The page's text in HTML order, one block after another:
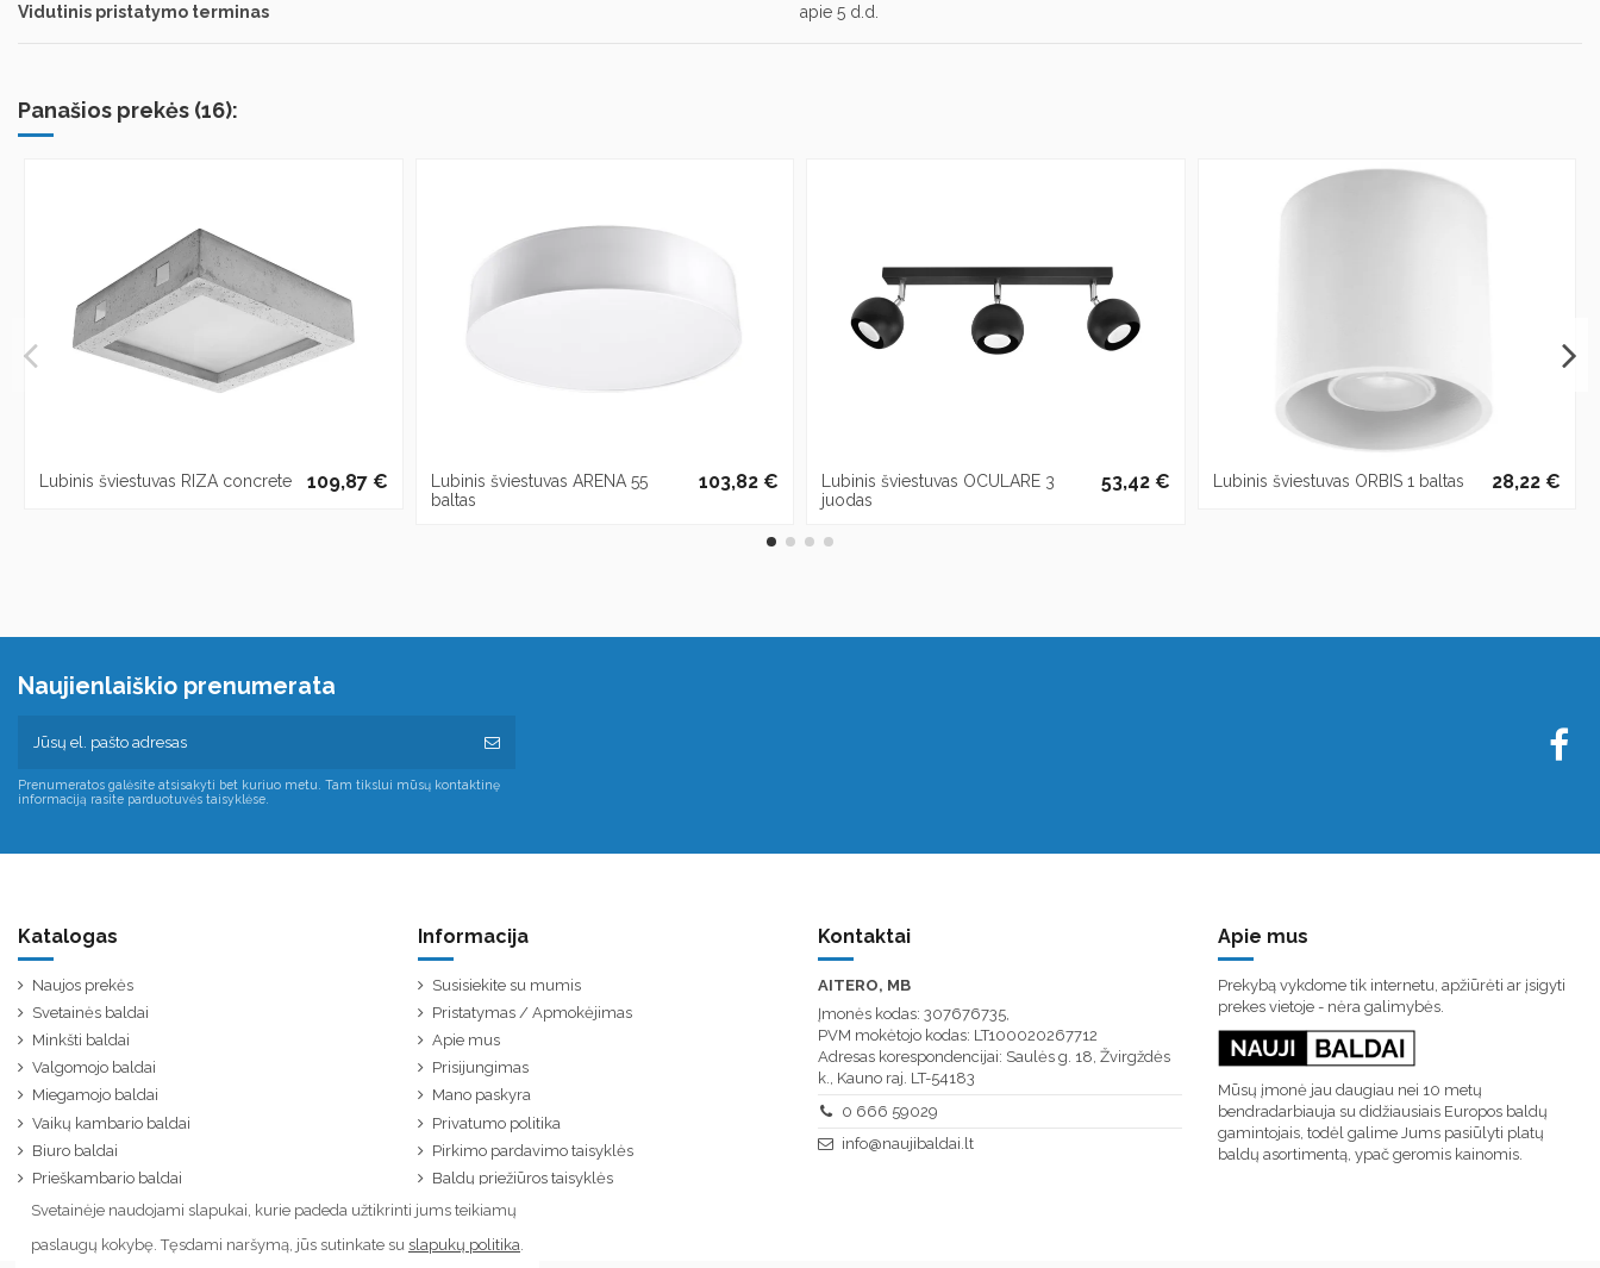
Vidutinis pristatymo terminas
apie 5 d.d.
Panašios prekės (16):
Lubinis šviestuvas RIZA concrete 109,87 €
Lubinis šviestuvas ARENA 55
baltas
103,82 €
Lubinis šviestuvas OCULARE 3
juodas
53,42 € Lubinis šviestuvas ORBIS 1 baltas 28,22 €
Naujienlaiškio prenumerata
Prenumeratos galėsite atsisakyti bet kuriuo metu. Tam tikslui mūsų kontaktinę
informaciją rasite parduotuvės taisyklėse.
Katalogas
Naujos prekės
Svetainės baldai
Minkšti baldai
Valgomojo baldai
Miegamojo baldai
Vaikų kambario baldai
Biuro baldai
Prieškambario baldai
Informacija
Susisiekite su mumis
Pristatymas / Apmokėjimas
Apie mus
Prisijungimas
Mano paskyra
Privatumo politika
Pirkimo pardavimo taisyklės
Baldų priežiūros taisyklės
Kontaktai
AITERO, MB
Įmonės kodas: 307676735,
PVM mokėtojo kodas: LT100020267712
Adresas korespondencijai: Saulės g. 18, Žvirgždės
k., Kauno raj. LT-54183
0 666 59029
info@naujibaldai.lt
Apie mus
Prekybą vykdome tik internetu, apžiūrėti ar įsigyti
prekes vietoje - nėra galimybės.
Mūsų įmonė jau daugiau nei 10 metų
bendradarbiauja su didžiausiais Europos baldų
gamintojais, todėl galime Jums pasiūlyti platų
baldų asortimentą, ypač geromis kainomis.
Svetainėje naudojami slapukai, kurie padeda užtikrinti jums teikiamų
paslaugų kokybę. Tęsdami naršymą, jūs sutinkate su slapukų politika